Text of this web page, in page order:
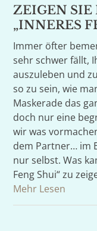
ZEIGEN SIE
„INNERES
Immer öfter
sehr schwer fällt,
auszuleben und
so zu sein, wie
Maskerade das
doch nur eine
wir was
dem Partner… im
nur selbst. Was
Feng Shui“ zu
Mehr Lesen